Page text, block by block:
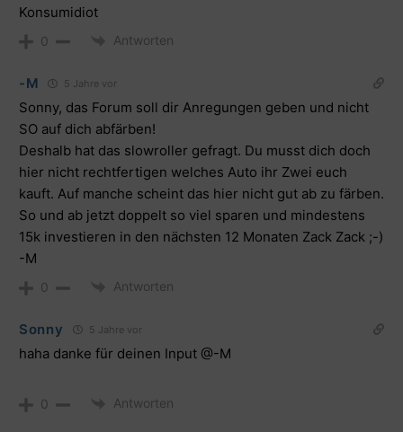
Konsumidiot
0 Antworten
-M 5 Jahre vor
Sonny, das Forum soll dir Anregungen geben und nicht
SO auf dich abfärben!
Deshalb hat das slowroller gefragt. Du musst dich doch
hier nicht rechtfertigen welches Auto ihr Zwei euch
kauft. Auf manche scheint das hier nicht gut ab zu färben.
So und ab jetzt doppelt so viel sparen und mindestens
15k investieren in den nächsten 12 Monaten Zack Zack ;-)
-M
0 Antworten
Sonny 5 Jahre vor
haha danke für deinen Input @-M
0 Antworten